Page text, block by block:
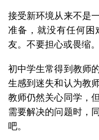
接受新环境从来不是
准备，就没有任何困
友。不要担心或畏缩。
初中学生常得到教师
生感到迷失和认为教
教师仍然关心同学，
需要解决的问题时，
吧。